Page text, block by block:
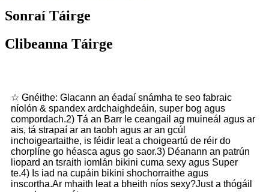
Sonraí Táirge
Clibeanna Táirge
☆ Gnéithe: Glacann an éadaí snámha te seo fabraic
níolón & spandex ardchaighdeáin, super bog agus
compordach.2) Tá an Barr le ceangail ag muineál agus ar
ais, tá strapaí ar an taobh agus ar an gcúl
inchoigeartaithe, is féidir leat a choigeartú de réir do
chorplíne go héasca agus go saor.3) Déanann an patrún
liopard an tsraith iomlán bikini cuma sexy agus Super
te.4) Is iad na cupáin bikini shochorraithe agus
inscortha.Ar mhaith leat a bheith níos sexy?Just a thógáil